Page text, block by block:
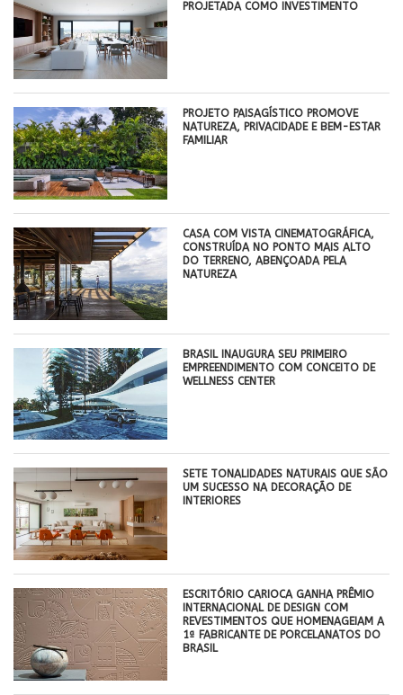
PROJETADA COMO INVESTIMENTO
PROJETO PAISAGÍSTICO PROMOVE
NATUREZA, PRIVACIDADE E BEM-ESTAR
FAMILIAR
CASA COM VISTA CINEMATOGRÁFICA,
CONSTRUÍDA NO PONTO MAIS ALTO
DO TERRENO, ABENÇOADA PELA
NATUREZA
BRASIL INAUGURA SEU PRIMEIRO
EMPREENDIMENTO COM CONCEITO DE
WELLNESS CENTER
SETE TONALIDADES NATURAIS QUE SÃO
UM SUCESSO NA DECORAÇÃO DE
INTERIORES
ESCRITÓRIO CARIOCA GANHA PRÊMIO
INTERNACIONAL DE DESIGN COM
REVESTIMENTOS QUE HOMENAGEIAM A
1ª FABRICANTE DE PORCELANATOS DO
BRASIL